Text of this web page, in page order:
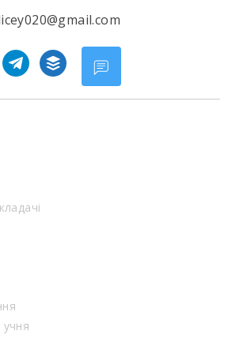
telegram
buffer
учня